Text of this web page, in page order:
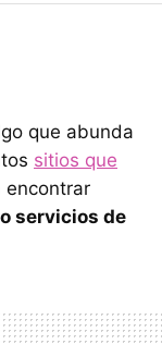
que abunda
sitios que
encontrar
servicios de